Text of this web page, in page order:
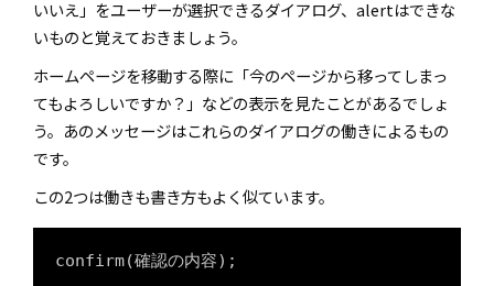
いいえ」をユーザーが選択できるダイアログ、alertはできな
いものと覚えておきましょう。
ホームページを移動する際に「今のページから移ってしまっ
てもよろしいですか？」などの表示を見たことがあるでしょ
う。あのメッセージはこれらのダイアログの働きによるもの
です。
この2つは働きも書き方もよく似ています。
confirm(確認の内容);